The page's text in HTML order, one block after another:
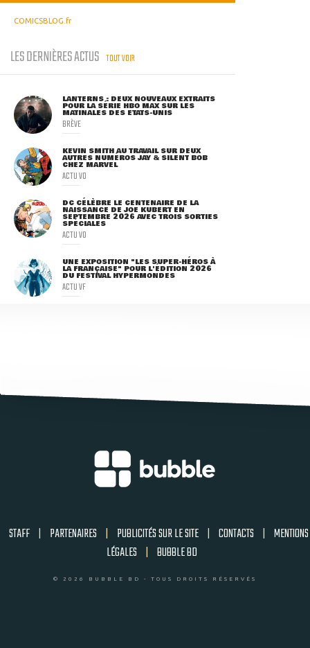
COMICSBLOG.fr
LES DERNIÈRES ACTUS TOUT VOIR
LANTERNS : DEUX NOUVEAUX EXTRAITS
POUR LA SÉRIE HBO MAX SUR LES
MATINALES DES ETATS-UNIS
BRÈVE
KEVIN SMITH AU TRAVAIL SUR DEUX
AUTRES NUMÉROS JAY & SILENT BOB
CHEZ MARVEL
ACTU VO
DC CÉLÈBRE LE CENTENAIRE DE LA
NAISSANCE DE JOE KUBERT EN
SEPTEMBRE 2026 AVEC TROIS SORTIES
SPÉCIALES
ACTU VO
UNE EXPOSITION "LES SUPER-HÉROS À
LA FRANÇAISE" POUR L'ÉDITION 2026
DU FESTIVAL HYPERMONDES
ACTU VF
STAFF | PARTENAIRES | PUBLICITÉS SUR LE SITE | CONTACTS | MENTIONS
LÉGALES | BUBBLE BD
© 2026 BUBBLE BD - TOUS DROITS RÉSERVÉS